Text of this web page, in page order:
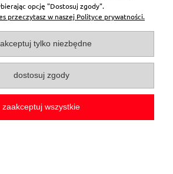
Płatności i dostawa
Pomoc
O firmie
opcję "Dostosuj zgody".
przeczytasz w naszej Polityce prywatności.
tylko niezbędne
dostosuj zgody
zaakceptuj wszystkie